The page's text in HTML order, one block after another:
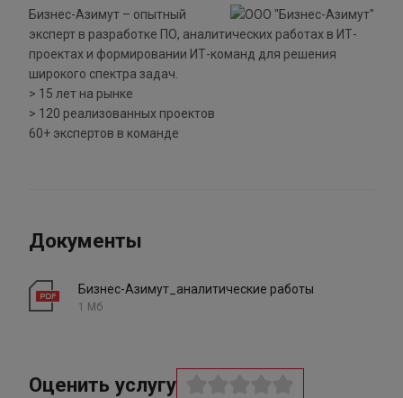
Бизнес-Азимут – опытный
эксперт в разработке ПО, аналитических работах в ИТ-
проектах и формировании ИТ-команд для решения
широкого спектра задач.
> 15 лет на рынке
> 120 реализованных проектов
60+ экспертов в команде
Документы
Бизнес-Азимут_аналитические работы
1 Мб
Оценить услугу